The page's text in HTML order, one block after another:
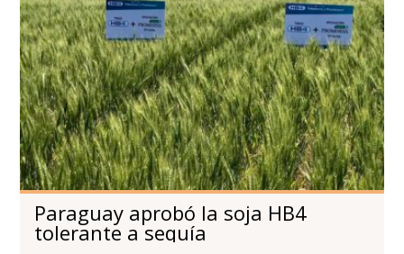
Paraguay aprobó la soja HB4
tolerante a sequía